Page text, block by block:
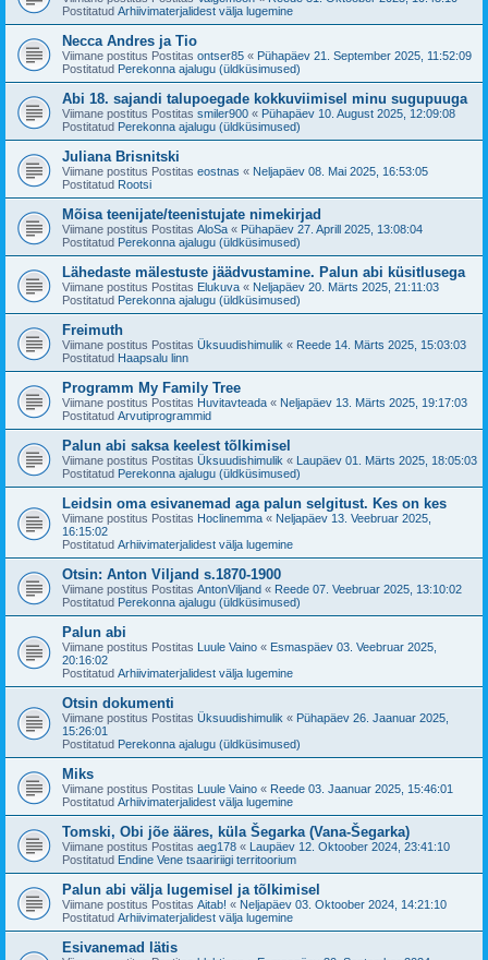
Postitatud Arhiivimaterjalidest välja lugemine
Necca Andres ja Tio
Viimane postitus Postitas ontser85 « Pühapäev 21. September 2025, 11:52:09
Postitatud Perekonna ajalugu (üldküsimused)
Abi 18. sajandi talupoegade kokkuviimisel minu sugupuuga
Viimane postitus Postitas smiler900 « Pühapäev 10. August 2025, 12:09:08
Postitatud Perekonna ajalugu (üldküsimused)
Juliana Brisnitski
Viimane postitus Postitas eostnas « Neljapäev 08. Mai 2025, 16:53:05
Postitatud Rootsi
Mõisa teenijate/teenistujate nimekirjad
Viimane postitus Postitas AloSa « Pühapäev 27. Aprill 2025, 13:08:04
Postitatud Perekonna ajalugu (üldküsimused)
Lähedaste mälestuste jäädvustamine. Palun abi küsitlusega
Viimane postitus Postitas Elukuva « Neljapäev 20. Märts 2025, 21:11:03
Postitatud Perekonna ajalugu (üldküsimused)
Freimuth
Viimane postitus Postitas Üksuudishimulik « Reede 14. Märts 2025, 15:03:03
Postitatud Haapsalu linn
Programm My Family Tree
Viimane postitus Postitas Huvitavteada « Neljapäev 13. Märts 2025, 19:17:03
Postitatud Arvutiprogrammid
Palun abi saksa keelest tõlkimisel
Viimane postitus Postitas Üksuudishimulik « Laupäev 01. Märts 2025, 18:05:03
Postitatud Perekonna ajalugu (üldküsimused)
Leidsin oma esivanemad aga palun selgitust. Kes on kes
Viimane postitus Postitas Hoclinemma « Neljapäev 13. Veebruar 2025,
16:15:02
Postitatud Arhiivimaterjalidest välja lugemine
Otsin: Anton Viljand s.1870-1900
Viimane postitus Postitas AntonViljand « Reede 07. Veebruar 2025, 13:10:02
Postitatud Perekonna ajalugu (üldküsimused)
Palun abi
Viimane postitus Postitas Luule Vaino « Esmaspäev 03. Veebruar 2025,
20:16:02
Postitatud Arhiivimaterjalidest välja lugemine
Otsin dokumenti
Viimane postitus Postitas Üksuudishimulik « Pühapäev 26. Jaanuar 2025,
15:26:01
Postitatud Perekonna ajalugu (üldküsimused)
Miks
Viimane postitus Postitas Luule Vaino « Reede 03. Jaanuar 2025, 15:46:01
Postitatud Arhiivimaterjalidest välja lugemine
Tomski, Obi jõe ääres, küla Šegarka (Vana-Šegarka)
Viimane postitus Postitas aeg178 « Laupäev 12. Oktoober 2024, 23:41:10
Postitatud Endine Vene tsaaririigi territoorium
Palun abi välja lugemisel ja tõlkimisel
Viimane postitus Postitas Aitab! « Neljapäev 03. Oktoober 2024, 14:21:10
Postitatud Arhiivimaterjalidest välja lugemine
Esivanemad lätis